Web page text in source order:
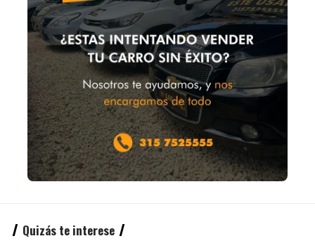
Quizás te interese